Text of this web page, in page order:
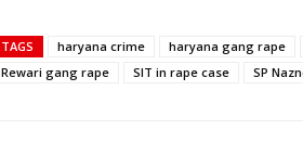
TAGS haryana crime haryana gang rape
Rewari gang rape
SIT in rape case SP